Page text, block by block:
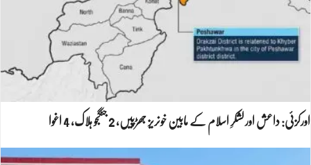
اورکزئی: داعش اور لشکرِ اسلام کے مابین خونریز جھڑپیں، 2 جنگجو ہلاک، 4 اغوا